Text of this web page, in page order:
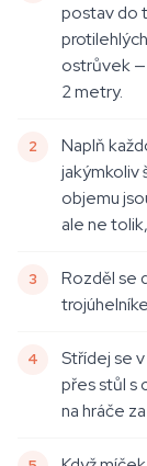
postav do
ostrůvek —
2 metry.
Naplň
jakýmkoliv
objemu
ale ne
Rozděl se
Střídej se
přes stůl s
na hráče